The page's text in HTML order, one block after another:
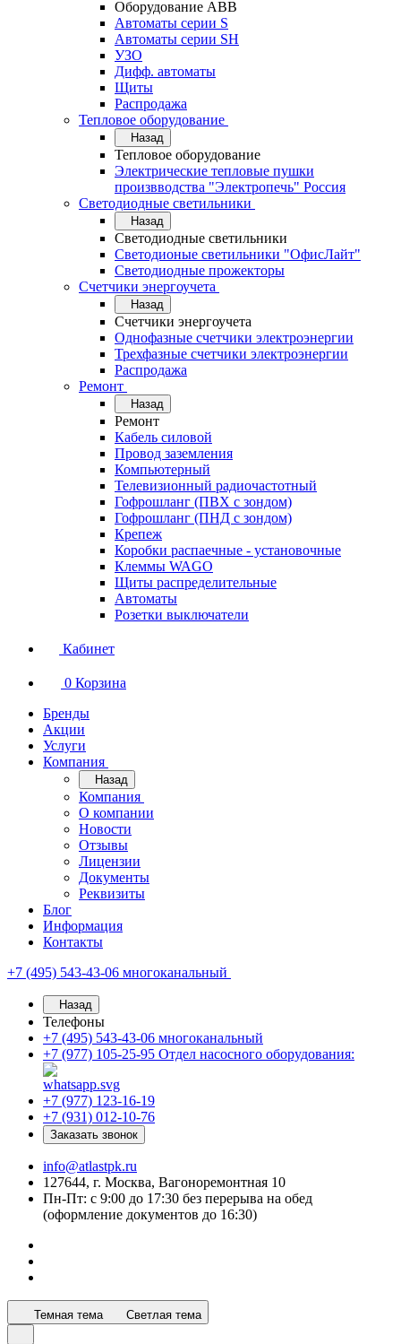
Оборудование АВВ
Автоматы серии S
Автоматы серии SH
УЗО
Дифф. автоматы
Щиты
Распродажа
Тепловое оборудование
Назад
Тепловое оборудование
Электрические тепловые пушки
произвводства "Электропечь" Россия
Светодиодные светильники
Назад
Светодиодные светильники
Светодионые светильники "ОфисЛайт"
Светодиодные прожекторы
Счетчики энергоучета
Назад
Счетчики энергоучета
Однофазные счетчики электроэнергии
Трехфазные счетчики электроэнергии
Распродажа
Ремонт
Назад
Ремонт
Кабель силовой
Провод заземления
Компьютерный
Телевизионный радиочастотный
Гофрошланг (ПВХ с зондом)
Гофрошланг (ПНД с зондом)
Крепеж
Коробки распаечные - установочные
Клеммы WAGO
Щиты распределительные
Автоматы
Розетки выключатели
Кабинет
0 Корзина
Бренды
Акции
Услуги
Компания
Назад
Компания
О компании
Новости
Отзывы
Лицензии
Документы
Реквизиты
Блог
Информация
Контакты
+7 (495) 543-43-06 многоканальный
Назад
Телефоны
+7 (495) 543-43-06 многоканальный
+7 (977) 105-25-95 Отдел насосного оборудования:
+7 (977) 123-16-19
+7 (931) 012-10-76
Заказать звонок
info@atlastpk.ru
127644, г. Москва, Вагоноремонтная 10
Пн-Пт: с 9:00 до 17:30 без перерыва на обед
(оформление документов до 16:30)
Темная тема Светлая тема